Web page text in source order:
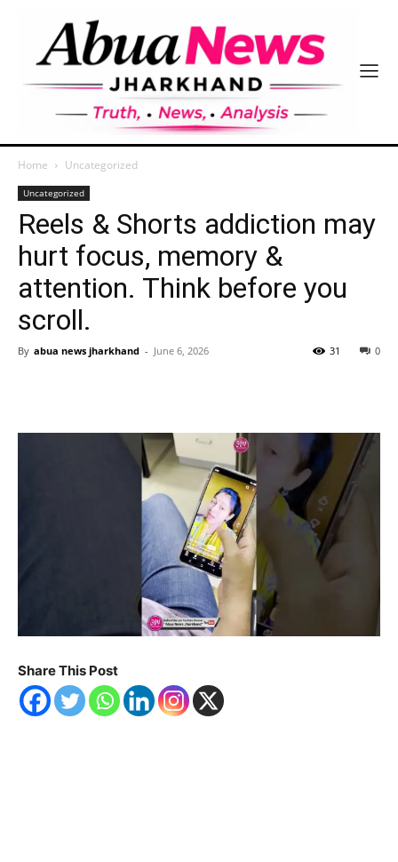
Home Uncategorized
Uncategorized
Reels & Shorts addiction may
hurt focus, memory &
attention. Think before you
scroll.
By abua news jharkhand - June 6, 2026 0
31
Share This Post